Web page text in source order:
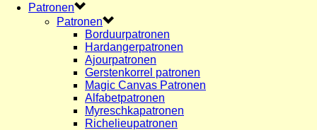
Patronen
Patronen
Borduurpatronen
Hardangerpatronen
Ajourpatronen
Gerstenkorrel patronen
Magic Canvas Patronen
Alfabetpatronen
Myreschkapatronen
Richelieupatronen